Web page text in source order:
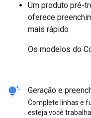
Um produto pré-
oferece
mais rápido
Os modelos do
tips_and_updates Geração e
Complete linhas e
esteja você